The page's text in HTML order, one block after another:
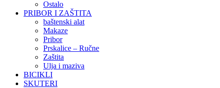
Ostalo
PRIBOR I ZAŠTITA
baštenski alat
Makaze
Pribor
Prskalice – Ručne
Zaštita
Ulja i maziva
BICIKLI
SKUTERI